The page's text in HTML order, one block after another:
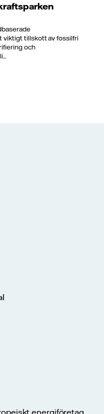
viktigt tillskott av fossilfri
och
energiföretag